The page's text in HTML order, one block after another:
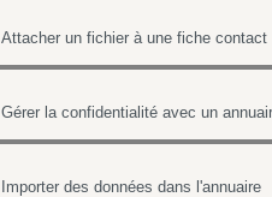
Attacher un fichier à une fiche contact
Importer des données dans l'annuaire